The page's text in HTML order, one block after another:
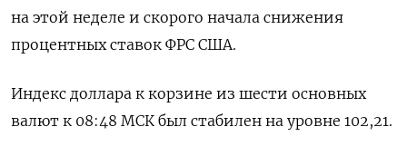
на этой неделе и скорого начала снижения
процентных ставок ФРС США.
Индекс доллара к корзине из шести основных
валют к 08:48 МСК был стабилен на уровне 102,21​.